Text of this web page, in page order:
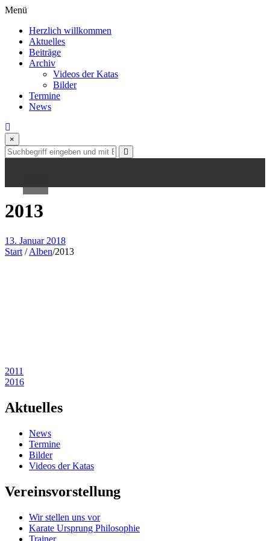
Skip
content
Menü
Herzlich willkommen
Aktuelles
Beiträge
Archiv
Videos der Katas
Bilder
Termine
News
×
Herzlich willkommen
Aktuelles
Archiv
News
2013
13. Januar 2018
Start /Alben/2013
Beitragsnavigation
2011
2016
Aktuelles
News
Termine
Bilder
Videos der Katas
Vereinsvorstellung
Wir stellen uns vor
Karate Ursprung Philosophie
Trainer